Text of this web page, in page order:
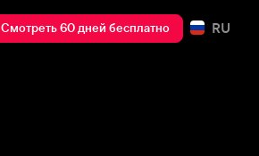
Смотреть 60 дней бесплатно RU